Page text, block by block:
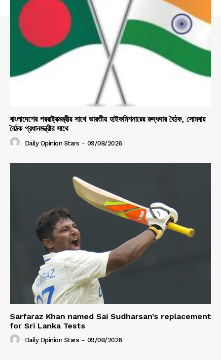
বাংলাদেশের পররাষ্ট্রমন্ত্রীর সাথে ভারতীয় হাইকমিশনারের রুদ্ধদার বৈঠক, সোমবার
বৈঠক প্রধানমন্ত্রীর সাথে
Daily Opinion Stars - 09/08/2026
Sarfaraz Khan named Sai Sudharsan’s replacement
for Sri Lanka Tests
Daily Opinion Stars - 09/08/2026